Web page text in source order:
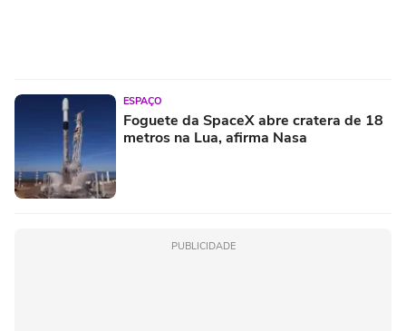
ESPAÇO
Foguete da SpaceX abre cratera de 18
metros na Lua, afirma Nasa
PUBLICIDADE